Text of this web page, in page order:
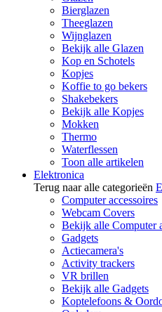
Bierglazen
Theeglazen
Wijnglazen
Bekijk alle Glazen
Kop en Schotels
Kopjes
Koffie to go bekers
Shakebekers
Bekijk alle Kopjes
Mokken
Thermo
Waterflessen
Toon alle artikelen
Elektronica
Terug naar alle categorieën
Computer accessoires
Webcam Covers
Bekijk alle Computer
Gadgets
Actiecamera's
Activity trackers
VR brillen
Bekijk alle Gadgets
Koptelefoons &